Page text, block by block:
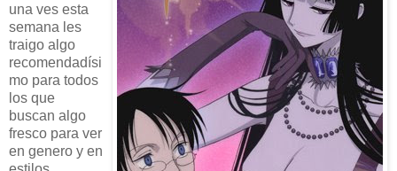
una ves esta
semana les
traigo algo
recomendadísi
mo para todos
los que
buscan algo
fresco para ver
en genero y en